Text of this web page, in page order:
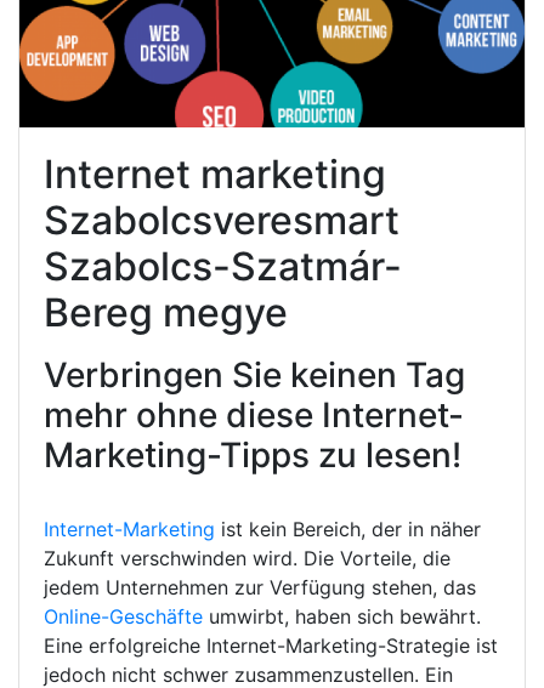
Internet marketing
Szabolcsveresmart
Szabolcs-Szatmár-
Bereg megye
Verbringen Sie keinen Tag
mehr ohne diese Internet-
Marketing-Tipps zu lesen!
Internet-Marketing ist kein Bereich, der in näher
Zukunft verschwinden wird. Die Vorteile, die
jedem Unternehmen zur Verfügung stehen, das
Online-Geschäfte umwirbt, haben sich bewährt.
Eine erfolgreiche Internet-Marketing-Strategie ist
jedoch nicht schwer zusammenzustellen. Ein